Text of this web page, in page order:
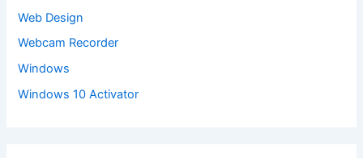
Web Design
Webcam Recorder
Windows
Windows 10 Activator